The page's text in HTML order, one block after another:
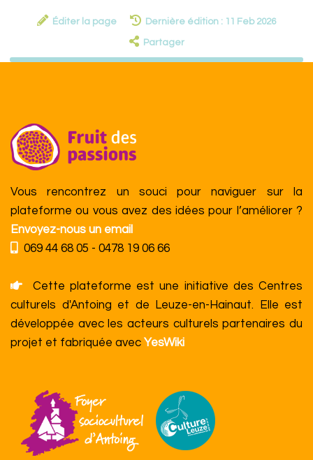
Éditer la page Dernière édition : 11 Feb 2026
Partager
Vous rencontrez un souci pour naviguer sur la
plateforme ou vous avez des idées pour l’améliorer ?
Envoyez-nous un email
069 44 68 05 - 0478 19 06 66
Cette plateforme est une initiative des Centres
culturels d'Antoing et de Leuze-en-Hainaut. Elle est
développée avec les acteurs culturels partenaires du
projet et fabriquée avec YesWiki